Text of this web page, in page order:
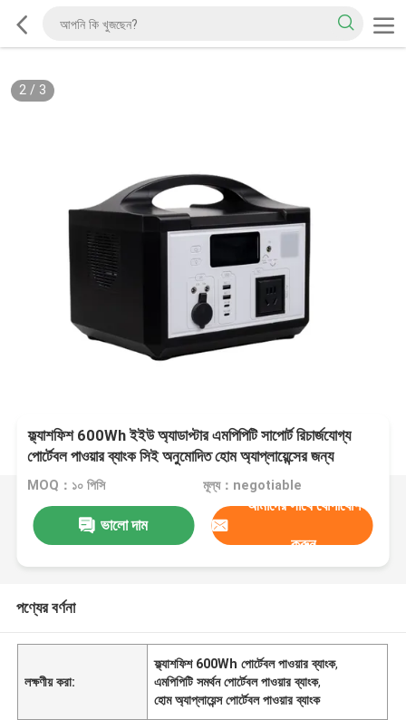
2/ 3
ফ্ল্যাশফিশ 600Wh ইইউ অ্যাডাপ্টার এমপিপিটি সাপোর্ট রিচার্জযোগ্য
পোর্টেবল পাওয়ার ব্যাংক সিই অনুমোদিত হোম অ্যাপ্লায়েন্সের জন্য
MOQ：১০ পিসি মূল্য：negotiable
ভালো দাম
আমাদের সাথে যোগাযোগ
করুন
পণ্যের বর্ণনা
লক্ষণীয় করা:
ফ্ল্যাশফিশ 600Wh পোর্টেবল পাওয়ার ব্যাংক,
এমপিপিটি সমর্থন পোর্টেবল পাওয়ার ব্যাংক,
হোম অ্যাপ্লায়েন্স পোর্টেবল পাওয়ার ব্যাংক